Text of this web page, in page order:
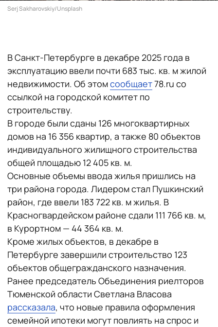
Serj Sakharovskiy/Unsplash
В Санкт-Петербурге в декабре 2025 года в
эксплуатацию ввели почти 683 тыс. кв. м жилой
недвижимости. Об этомсообщает78.ru со
ссылкой на городской комитет по
строительству.
В городе были сданы 126 многоквартирных
домов на 16 356 квартир, а также 80 объектов
индивидуального жилищного строительства
общей площадью 12 405 кв. м.
Основные объемы ввода жилья пришлись на
три района города. Лидером стал Пушкинский
район, где ввели 183 722 кв. м жилья. В
Красногвардейском районе сдали 111 766 кв. м,
в Курортном — 44 364 кв. м.
Кроме жилых объектов, в декабре в
Петербурге завершили строительство 123
объектов общегражданского назначения.
Ранее председатель Объединения риелторов
Тюменской области Светлана Власова
рассказала, что новые правила оформления
семейной ипотеки могут повлиять на спрос и